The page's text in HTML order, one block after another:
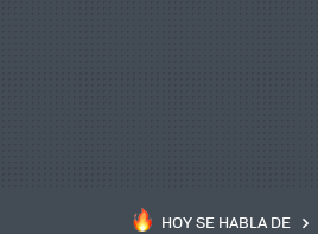
HOY SE HABLA DE